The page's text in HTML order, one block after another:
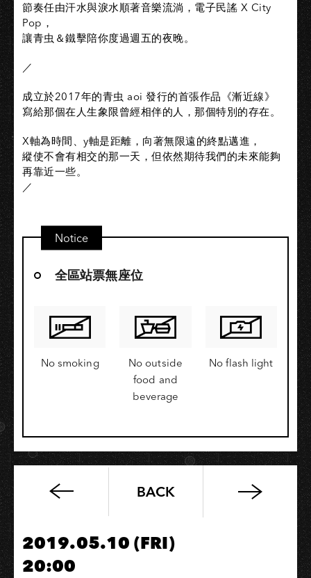
節奏任由汗水與淚水順著音樂流淌，電子民謠 X City
Pop，
讓青虫＆鐵擊陪你度過週五的夜晚。
／
成立於2017年的青虫 aoi 發行的首張作品《漸近線》
寫給那個在人生象限曾經相伴的人，那個特別的存在。
X軸為時間、y軸是距離，向著無限遠的終點邁進，
縱使不會有相交的那一天，但依然期待我們的未來能夠
再靠近一些。
／
Notice
全區站票無座位
No smoking
No outside
food and
beverage
No flash light
洪
妮
帶
你
BACK
2019.05.10 (FRI)
20:00